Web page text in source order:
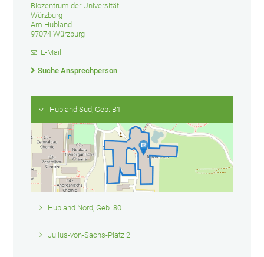
Biozentrum der Universität
Würzburg
Am Hubland
97074 Würzburg
E-Mail
Suche Ansprechperson
Hubland Süd, Geb. B1
Hubland Nord, Geb. 80
Julius-von-Sachs-Platz 2